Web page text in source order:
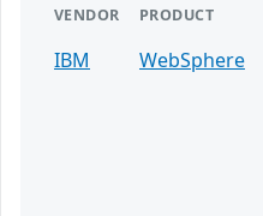
VENDOR PRODUCT
IBM WebSphere